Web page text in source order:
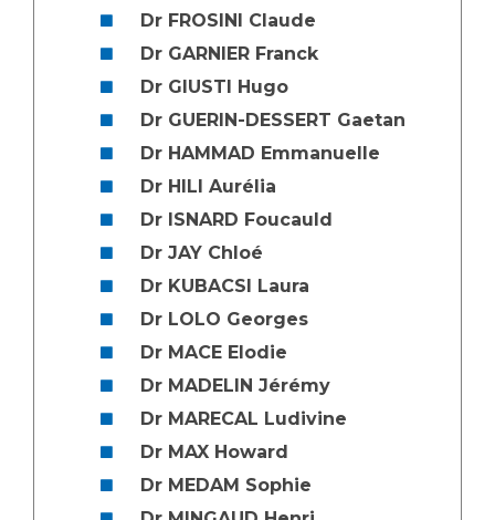
Dr FROSINI Claude
Dr GARNIER Franck
Dr GIUSTI Hugo
Dr GUERIN-DESSERT Gaetan
Dr HAMMAD Emmanuelle
Dr HILI Aurélia
Dr ISNARD Foucauld
Dr JAY Chloé
Dr KUBACSI Laura
Dr LOLO Georges
Dr MACE Elodie
Dr MADELIN Jérémy
Dr MARECAL Ludivine
Dr MAX Howard
Dr MEDAM Sophie